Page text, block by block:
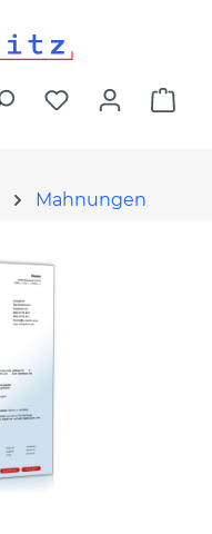
Mahnungen